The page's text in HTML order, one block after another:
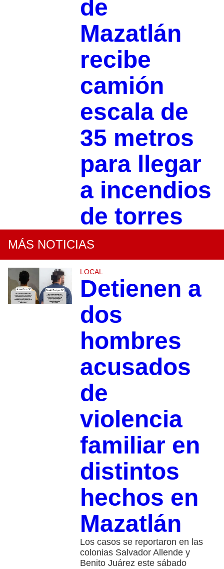
de
Mazatlán
recibe
camión
escala de
35 metros
para llegar
a incendios
de torres
MÁS NOTICIAS
LOCAL
Detienen a
dos
hombres
acusados
de
violencia
familiar en
distintos
hechos en
Mazatlán
Los casos se reportaron en las
colonias Salvador Allende y
Benito Juárez este sábado